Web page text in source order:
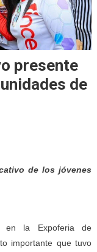
presente
de
de los jóvenes
en la Expoferia de
importante que tuvo